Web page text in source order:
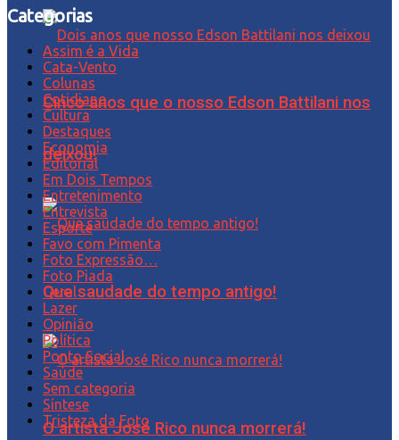
Cinco anos que o nosso Edson Battilani nos
deixou!
Que saudade do tempo antigo!
O artista José Rico nunca morrerá!
Categorias
Assim é a Vida
Cata-Vento
Colunas
Cotidiano
Cultura
Destaques
Economia
Editorial
Em Dois Tempos
Entretenimento
Entrevista
Esporte
Favo com Pimenta
Foto Expressão…
Foto Piada
Geral
Lazer
Opinião
Política
Ponto Social
Saúde
Sem categoria
Síntese
Tristeza da Foto